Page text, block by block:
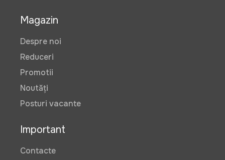
11 lei
Magazin
Despre noi
Reduceri
Promotii
Noutăți
Posturi vacante
Important
Contacte